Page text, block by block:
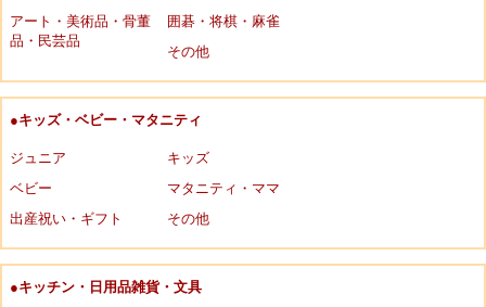
アート・美術品・骨董
品・民芸品
囲碁・将棋・麻雀
その他
●キッズ・ベビー・マタニティ
ジュニア
キッズ
ベビー
マタニティ・ママ
出産祝い・ギフト
その他
●キッチン・日用品雑貨・文具